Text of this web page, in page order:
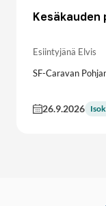
Esiintyjänä Elvis
SF-Caravan
26.9.2026